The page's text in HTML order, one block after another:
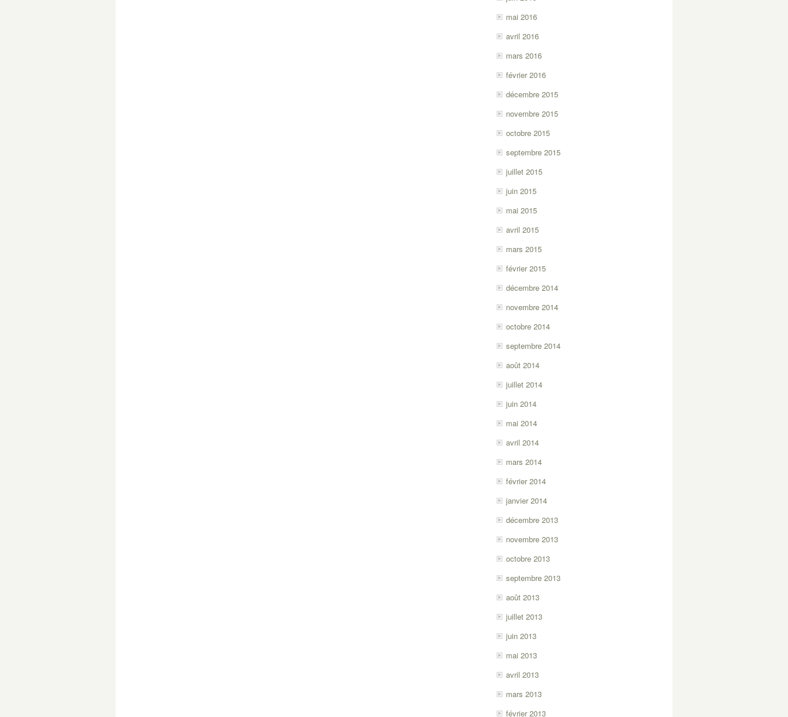
mai 2016
avril 2016
mars 2016
février 2016
décembre 2015
novembre 2015
octobre 2015
septembre 2015
juillet 2015
juin 2015
mai 2015
avril 2015
mars 2015
février 2015
décembre 2014
novembre 2014
octobre 2014
septembre 2014
août 2014
juillet 2014
juin 2014
mai 2014
avril 2014
mars 2014
février 2014
janvier 2014
décembre 2013
novembre 2013
octobre 2013
septembre 2013
août 2013
juillet 2013
juin 2013
mai 2013
avril 2013
mars 2013
février 2013